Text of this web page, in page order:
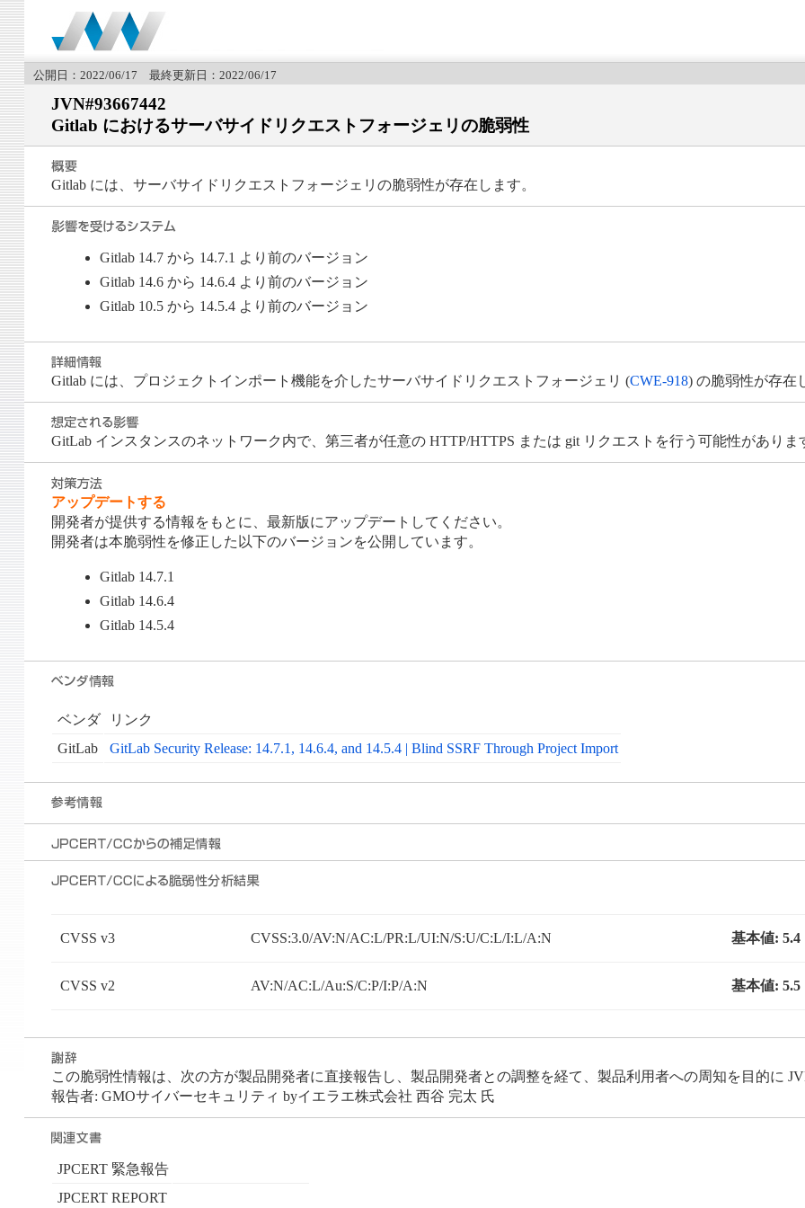
公開日：2022/06/17 最終更新日：2022/06/17
JVN#93667442
Gitlab におけるサーバサイドリクエストフォージェリの脆弱性
Gitlab には、サーバサイドリクエストフォージェリの脆弱性が存在します。
Gitlab 14.7 から 14.7.1 より前のバージョン
Gitlab 14.6 から 14.6.4 より前のバージョン
Gitlab 10.5 から 14.5.4 より前のバージョン
Gitlab には、プロジェクトインポート機能を介したサーバサイドリクエストフォージェリ (CWE-918) の脆弱性が存在
GitLab インスタンスのネットワーク内で、第三者が任意の HTTP/HTTPS または git リクエストを行う可能性がありま
アップデートする
開発者が提供する情報をもとに、最新版にアップデートしてください。
開発者は本脆弱性を修正した以下のバージョンを公開しています。
Gitlab 14.7.1
Gitlab 14.6.4
Gitlab 14.5.4
ベンダ
リンク
GitLab
GitLab Security Release: 14.7.1, 14.6.4, and 14.5.4 | Blind SSRF Through Project Import
CVSS v3 CVSS:3.0/AV:N/AC:L/PR:L/UI:N/S:U/C:L/I:L/A:N 基本値: 5.4
CVSS v2 AV:N/AC:L/Au:S/C:P/I:P/A:N 基本値: 5.5
この脆弱性情報は、次の方が製品開発者に直接報告し、製品開発者との調整を経て、製品利用者への周知を目的に
報告者: GMOサイバーセキュリティ byイエラエ株式会社 西谷 完太 氏
JPCERT 緊急報告
JPCERT REPORT